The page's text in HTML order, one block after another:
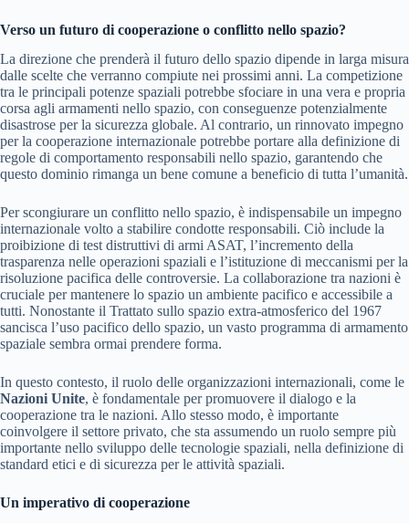
Verso un futuro di cooperazione o conflitto nello spazio?
La direzione che prenderà il futuro dello spazio dipende in larga misura
dalle scelte che verranno compiute nei prossimi anni. La competizione
tra le principali potenze spaziali potrebbe sfociare in una vera e propria
corsa agli armamenti nello spazio, con conseguenze potenzialmente
disastrose per la sicurezza globale. Al contrario, un rinnovato impegno
per la cooperazione internazionale potrebbe portare alla definizione di
regole di comportamento responsabili nello spazio, garantendo che
questo dominio rimanga un bene comune a beneficio di tutta l’umanità.
Per scongiurare un conflitto nello spazio, è indispensabile un impegno
internazionale volto a stabilire condotte responsabili. Ciò include la
proibizione di test distruttivi di armi ASAT, l’incremento della
trasparenza nelle operazioni spaziali e l’istituzione di meccanismi per la
risoluzione pacifica delle controversie. La collaborazione tra nazioni è
cruciale per mantenere lo spazio un ambiente pacifico e accessibile a
tutti. Nonostante il Trattato sullo spazio extra-atmosferico del 1967
sancisca l’uso pacifico dello spazio, un vasto programma di armamento
spaziale sembra ormai prendere forma.
In questo contesto, il ruolo delle organizzazioni internazionali, come le
Nazioni Unite, è fondamentale per promuovere il dialogo e la
cooperazione tra le nazioni. Allo stesso modo, è importante
coinvolgere il settore privato, che sta assumendo un ruolo sempre più
importante nello sviluppo delle tecnologie spaziali, nella definizione di
standard etici e di sicurezza per le attività spaziali.
Un imperativo di cooperazione